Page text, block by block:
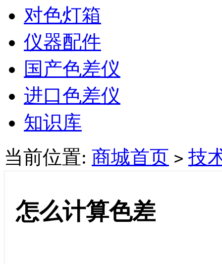
对色灯箱
仪器配件
国产色差仪
进口色差仪
知识库
当前位置: 商城首页 > 技
怎么计算色差